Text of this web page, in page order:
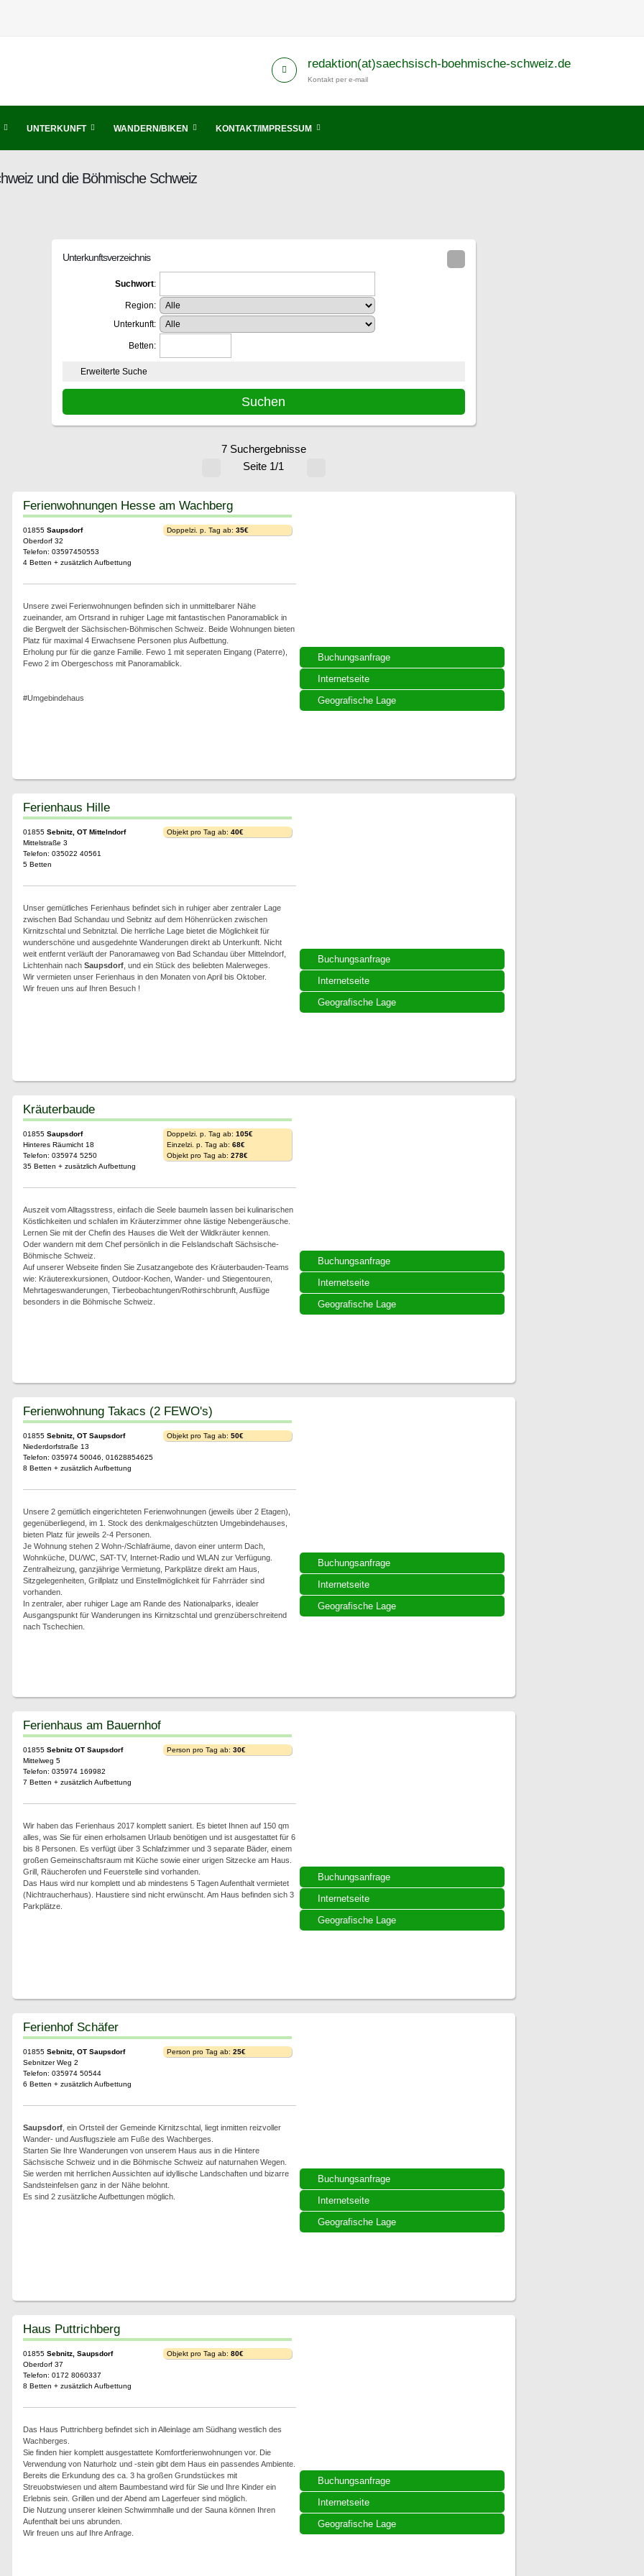
redaktion(at)saechsisch-boehmische-schweiz.de
Kontakt per e-mail
UNTERKUNFT WANDERN/BIKEN KONTAKT/IMPRESSUM
und die Böhmische Schweiz
Unterkunftsverzeichnis
Suchwort:
Region:
Unterkunft:
Betten:
Erweiterte Suche
7 Suchergebnisse
Seite 1/1
Buchungsanfrage
Internetseite
Geografische Lage
Ferienwohnungen Hesse am Wachberg
01855 Saupsdorf
Oberdorf 32
Telefon: 03597450553
4 Betten + zusätzlich Aufbettung
Doppelzi. p. Tag ab: 35€
Unsere zwei Ferienwohnungen befinden sich in unmittelbarer Nähe
zueinander, am Ortsrand in ruhiger Lage mit fantastischen Panoramablick in
die Bergwelt der Sächsischen-Böhmischen Schweiz. Beide Wohnungen bieten
Platz für maximal 4 Erwachsene Personen plus Aufbettung.
Erholung pur für die ganze Familie. Fewo 1 mit seperaten Eingang (Paterre),
Fewo 2 im Obergeschoss mit Panoramablick.
#Umgebindehaus
Buchungsanfrage
Internetseite
Geografische Lage
Ferienhaus Hille
01855 Sebnitz, OT Mittelndorf
Mittelstraße 3
Telefon: 035022 40561
5 Betten
Objekt pro Tag ab: 40€
Unser gemütliches Ferienhaus befindet sich in ruhiger aber zentraler Lage
zwischen Bad Schandau und Sebnitz auf dem Höhenrücken zwischen
Kirnitzschtal und Sebnitztal. Die herrliche Lage bietet die Möglichkeit für
wunderschöne und ausgedehnte Wanderungen direkt ab Unterkunft. Nicht
weit entfernt verläuft der Panoramaweg von Bad Schandau über Mittelndorf,
Lichtenhain nach Saupsdorf, und ein Stück des beliebten Malerweges.
Wir vermieten unser Ferienhaus in den Monaten von April bis Oktober.
Wir freuen uns auf Ihren Besuch !
Buchungsanfrage
Internetseite
Geografische Lage
Kräuterbaude
01855 Saupsdorf
Hinteres Räumicht 18
Telefon: 035974 5250
35 Betten + zusätzlich Aufbettung
Doppelzi. p. Tag ab: 105€
Einzelzi. p. Tag ab: 68€
Objekt pro Tag ab: 278€
Auszeit vom Alltagsstress, einfach die Seele baumeln lassen bei kulinarischen
Köstlichkeiten und schlafen im Kräuterzimmer ohne lästige Nebengeräusche.
Lernen Sie mit der Chefin des Hauses die Welt der Wildkräuter kennen.
Oder wandern mit dem Chef persönlich in die Felslandschaft Sächsische-
Böhmische Schweiz.
Auf unserer Webseite finden Sie Zusatzangebote des Kräuterbauden-Teams
wie: Kräuterexkursionen, Outdoor-Kochen, Wander- und Stiegentouren,
Mehrtageswanderungen, Tierbeobachtungen/Rothirschbrunft, Ausflüge
besonders in die Böhmische Schweiz.
Buchungsanfrage
Internetseite
Geografische Lage
Ferienwohnung Takacs (2 FEWO's)
01855 Sebnitz, OT Saupsdorf
Niederdorfstraße 13
Telefon: 035974 50046, 01628854625
8 Betten + zusätzlich Aufbettung
Objekt pro Tag ab: 50€
Unsere 2 gemütlich eingerichteten Ferienwohnungen (jeweils über 2 Etagen),
gegenüberliegend, im 1. Stock des denkmalgeschützten Umgebindehauses,
bieten Platz für jeweils 2-4 Personen.
Je Wohnung stehen 2 Wohn-/Schlafräume, davon einer unterm Dach,
Wohnküche, DU/WC, SAT-TV, Internet-Radio und WLAN zur Verfügung.
Zentralheizung, ganzjährige Vermietung, Parkplätze direkt am Haus,
Sitzgelegenheiten, Grillplatz und Einstellmöglichkeit für Fahrräder sind
vorhanden.
In zentraler, aber ruhiger Lage am Rande des Nationalparks, idealer
Ausgangspunkt für Wanderungen ins Kirnitzschtal und grenzüberschreitend
nach Tschechien.
Buchungsanfrage
Internetseite
Geografische Lage
Ferienhaus am Bauernhof
01855 Sebnitz OT Saupsdorf
Mittelweg 5
Telefon: 035974 169982
7 Betten + zusätzlich Aufbettung
Person pro Tag ab: 30€
Wir haben das Ferienhaus 2017 komplett saniert. Es bietet Ihnen auf 150 qm
alles, was Sie für einen erholsamen Urlaub benötigen und ist ausgestattet für 6
bis 8 Personen. Es verfügt über 3 Schlafzimmer und 3 separate Bäder, einem
großen Gemeinschaftsraum mit Küche sowie einer urigen Sitzecke am Haus.
Grill, Räucherofen und Feuerstelle sind vorhanden.
Das Haus wird nur komplett und ab mindestens 5 Tagen Aufenthalt vermietet
(Nichtraucherhaus). Haustiere sind nicht erwünscht. Am Haus befinden sich 3
Parkplätze.
Buchungsanfrage
Internetseite
Geografische Lage
Ferienhof Schäfer
01855 Sebnitz, OT Saupsdorf
Sebnitzer Weg 2
Telefon: 035974 50544
6 Betten + zusätzlich Aufbettung
Person pro Tag ab: 25€
Saupsdorf, ein Ortsteil der Gemeinde Kirnitzschtal, liegt inmitten reizvoller
Wander- und Ausflugsziele am Fuße des Wachberges.
Starten Sie Ihre Wanderungen von unserem Haus aus in die Hintere
Sächsische Schweiz und in die Böhmische Schweiz auf naturnahen Wegen.
Sie werden mit herrlichen Aussichten auf idyllische Landschaften und bizarre
Sandsteinfelsen ganz in der Nähe belohnt.
Es sind 2 zusätzliche Aufbettungen möglich.
Buchungsanfrage
Internetseite
Geografische Lage
Haus Puttrichberg
01855 Sebnitz, Saupsdorf
Oberdorf 37
Telefon: 0172 8060337
8 Betten + zusätzlich Aufbettung
Objekt pro Tag ab: 80€
Das Haus Puttrichberg befindet sich in Alleinlage am Südhang westlich des
Wachberges.
Sie finden hier komplett ausgestattete Komfortferienwohnungen vor. Die
Verwendung von Naturholz und -stein gibt dem Haus ein passendes Ambiente.
Bereits die Erkundung des ca. 3 ha großen Grundstückes mit
Streuobstwiesen und altem Baumbestand wird für Sie und Ihre Kinder ein
Erlebnis sein. Grillen und der Abend am Lagerfeuer sind möglich.
Die Nutzung unserer kleinen Schwimmhalle und der Sauna können Ihren
Aufenthalt bei uns abrunden.
Wir freuen uns auf Ihre Anfrage.